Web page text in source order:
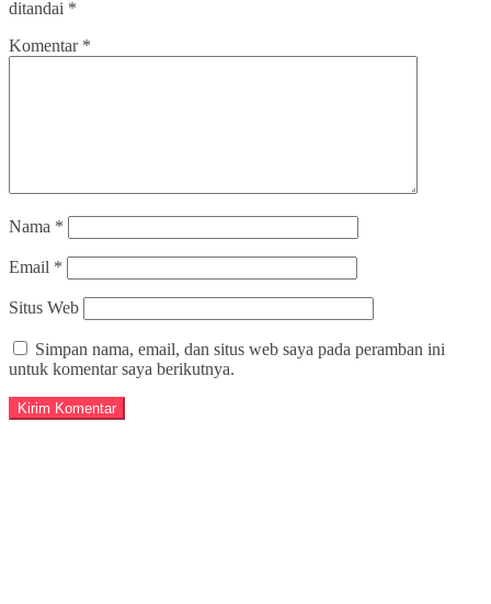
ditandai *
Komentar *
Nama *
Email *
Situs Web
Simpan nama, email, dan situs web saya pada peramban ini
untuk komentar saya berikutnya.